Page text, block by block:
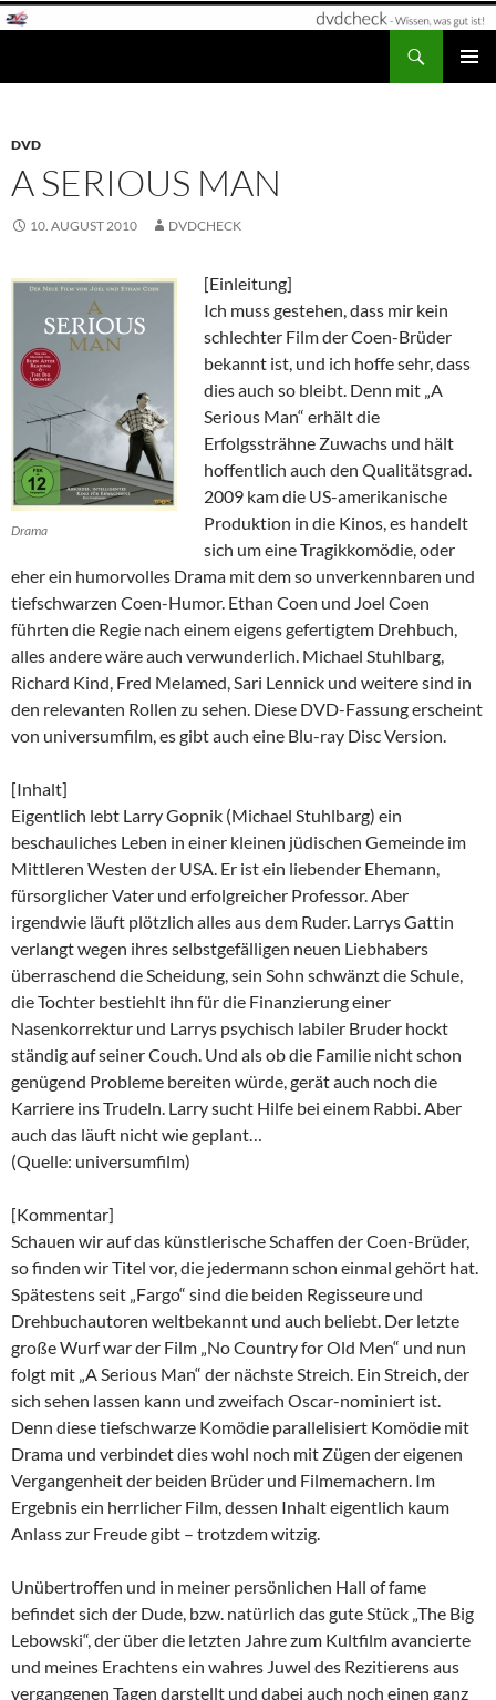
Zum
DVD
A SERIOUS MAN
10. AUGUST 2010 DVDCHECK
Drama
[Einleitung]
Ich muss gestehen, dass mir kein
schlechter Film der Coen-Brüder
bekannt ist, und ich hoffe sehr, dass
dies auch so bleibt. Denn mit „A
Serious Man“ erhält die
Erfolgssträhne Zuwachs und hält
hoffentlich auch den Qualitätsgrad.
2009 kam die US-amerikanische
Produktion in die Kinos, es handelt
sich um eine Tragikkomödie, oder
eher ein humorvolles Drama mit dem so unverkennbaren und
tiefschwarzen Coen-Humor. Ethan Coen und Joel Coen
führten die Regie nach einem eigens gefertigtem Drehbuch,
alles andere wäre auch verwunderlich. Michael Stuhlbarg,
Richard Kind, Fred Melamed, Sari Lennick und weitere sind in
den relevanten Rollen zu sehen. Diese DVD-Fassung erscheint
von universumfilm, es gibt auch eine Blu-ray Disc Version.
[Inhalt]
Eigentlich lebt Larry Gopnik (Michael Stuhlbarg) ein
beschauliches Leben in einer kleinen jüdischen Gemeinde im
Mittleren Westen der USA. Er ist ein liebender Ehemann,
fürsorglicher Vater und erfolgreicher Professor. Aber
irgendwie läuft plötzlich alles aus dem Ruder. Larrys Gattin
verlangt wegen ihres selbstgefälligen neuen Liebhabers
überraschend die Scheidung, sein Sohn schwänzt die Schule,
die Tochter bestiehlt ihn für die Finanzierung einer
Nasenkorrektur und Larrys psychisch labiler Bruder hockt
ständig auf seiner Couch. Und als ob die Familie nicht schon
genügend Probleme bereiten würde, gerät auch noch die
Karriere ins Trudeln. Larry sucht Hilfe bei einem Rabbi. Aber
auch das läuft nicht wie geplant…
(Quelle: universumfilm)
[Kommentar]
Schauen wir auf das künstlerische Schaffen der Coen-Brüder,
so finden wir Titel vor, die jedermann schon einmal gehört hat.
Spätestens seit „Fargo“ sind die beiden Regisseure und
Drehbuchautoren weltbekannt und auch beliebt. Der letzte
große Wurf war der Film „No Country for Old Men“ und nun
folgt mit „A Serious Man“ der nächste Streich. Ein Streich, der
sich sehen lassen kann und zweifach Oscar-nominiert ist.
Denn diese tiefschwarze Komödie parallelisiert Komödie mit
Drama und verbindet dies wohl noch mit Zügen der eigenen
Vergangenheit der beiden Brüder und Filmemachern. Im
Ergebnis ein herrlicher Film, dessen Inhalt eigentlich kaum
Anlass zur Freude gibt – trotzdem witzig.
Unübertroffen und in meiner persönlichen Hall of fame
befindet sich der Dude, bzw. natürlich das gute Stück „The Big
Lebowski“, der über die letzten Jahre zum Kultfilm avancierte
und meines Erachtens ein wahres Juwel des Rezitierens aus
vergangenen Tagen darstellt und dabei auch noch einen ganz